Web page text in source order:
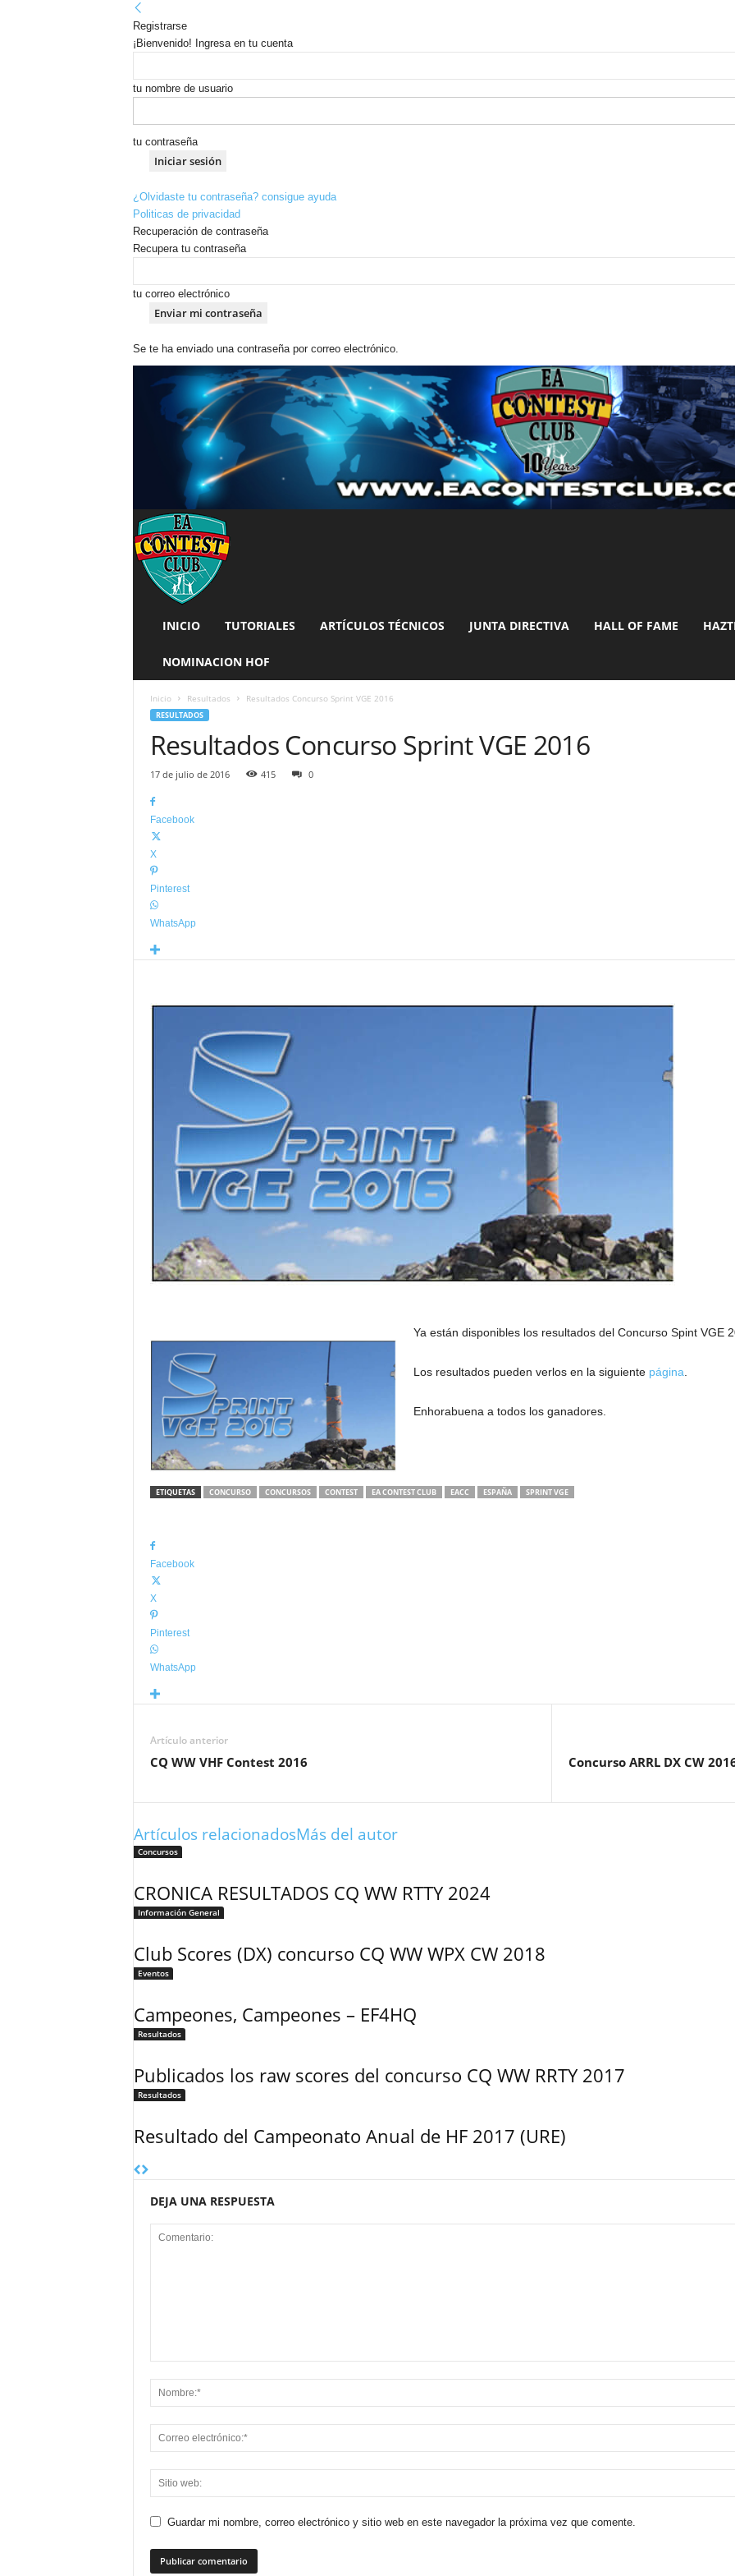
Registrarse
¡Bienvenido! Ingresa en tu cuenta
tu nombre de usuario
tu contraseña
¿Olvidaste tu contraseña? consigue ayuda
Politicas de privacidad
Recuperación de contraseña
Recupera tu contraseña
tu correo electrónico
Se te ha enviado una contraseña por correo electrónico.
INICIO TUTORIALES ARTÍCULOS TÉCNICOS JUNTA DIRECTIVA HALL OF FAME
NOMINACION HOF
Inicio Resultados Resultados Concurso Sprint VGE 2016
RESULTADOS
Resultados Concurso Sprint VGE 2016
17 de julio de 2016 415 0
Facebook
X
Pinterest
WhatsApp
Ya están disponibles los resultados del Concurso Spint VGE
Los resultados pueden verlos en la siguiente página
Enhorabuena a todos los ganadores.
ETIQUETAS CONCURSO CONCURSOS CONTEST EA CONTEST CLUB EACC ESPAÑA SPRINT VGE
Facebook
X
Pinterest
WhatsApp
Artículo anterior
CQ WW VHF Contest 2016 Concurso ARRL DX CW
Artículos relacionadosMás del autor
Concursos
CRONICA RESULTADOS CQ WW RTTY 2024
Información General
Club Scores (DX) concurso CQ WW WPX CW 2018
Eventos
Campeones, Campeones – EF4HQ
Resultados
Publicados los raw scores del concurso CQ WW RRTY 2017
Resultados
Resultado del Campeonato Anual de HF 2017 (URE)
DEJA UNA RESPUESTA
Guardar mi nombre, correo electrónico y sitio web en este navegador la próxima vez que comente.